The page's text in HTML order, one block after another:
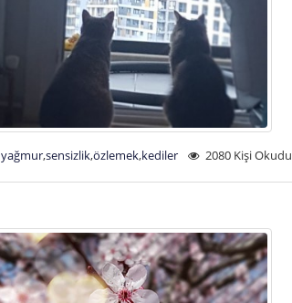
yağmur,sensizlik,özlemek,kediler 2080 Kişi Okudu